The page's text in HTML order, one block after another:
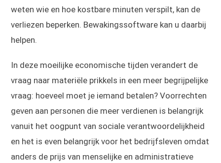
weten wie en hoe kostbare minuten verspilt, kan de
verliezen beperken. Bewakingssoftware kan u daarbij
helpen.
In deze moeilijke economische tijden verandert de
vraag naar materiële prikkels in een meer begrijpelijke
vraag: hoeveel moet je iemand betalen? Voorrechten
geven aan personen die meer verdienen is belangrijk
vanuit het oogpunt van sociale verantwoordelijkheid
en het is even belangrijk voor het bedrijfsleven omdat
anders de prijs van menselijke en administratieve